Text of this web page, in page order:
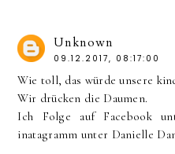
Unknown
09.12.2017, 08:17:00
Wie toll, das würde unsere
Wir drücken die Daumen.
Ich Folge auf Facebook
inatagramm unter Danielle